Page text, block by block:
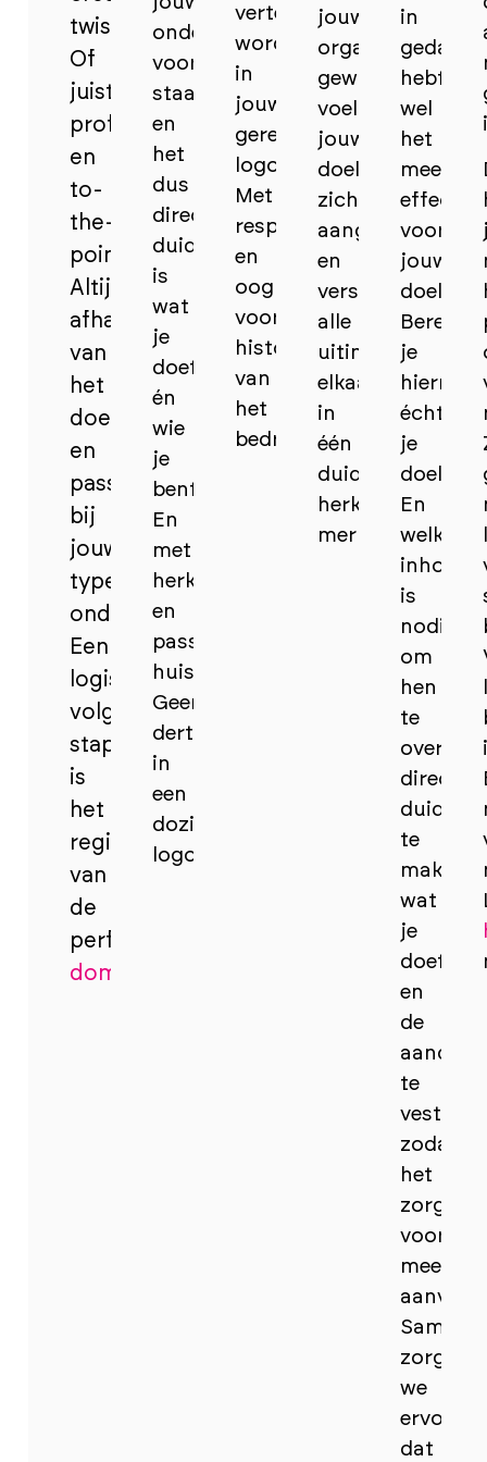
twist.
Of
juist
professioneel
en
to-
the-
point.
Altijd
afhankelijk
van
het
doel
en
passend
bij
jouw
type
onderneming.
Een
logische
volgende
stap
is
het
registreren
van
de
perfecte
domeinnaam
onderneming
voor
staat
en
het
dus
direct
duidelijk
is
wat
je
doet
én
wie
je
bent.
En
met
herkenbare
en
passende
huisstijlelementen.
Geen
dertien
in
een
dozijn
logo.
vertegenwoordigt
worden
in
jouw
gerestylede
logo.
Met
respect
en
oog
voor
historie
van
het
bedrijf.
jouw
organisatie
gewaarborgd,
voelt
jouw
doelgroep
zich
aangesproken
en
versterken
alle
uitingen
elkaar
in
één
duidelijke,
herkenbare
merkbeleving.
in
hebt
wel
het
meest
effectief
voor
jouw
doel?
Bereik
je
hiermee
écht
je
En
welke
inhoud
is
nodig
om
hen
te
direct
duidelijk
te
maken
wat
je
doet
en
de
te
vestigen
zodat
het
zorgt
voor
meer
Samen
zorgen
we
ervoor
dat